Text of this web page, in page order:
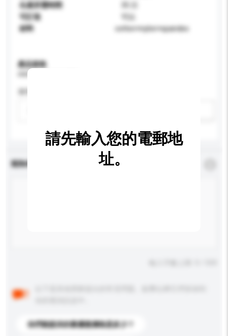
生產所需時間
可訂造
可以
材料
cotton+nylon+spandex
產品規格
查詢內容
你們能提供的最優惠價格是多少？
請先輸入您的電郵地
址。